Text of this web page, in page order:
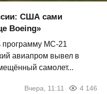
США сами
Boeing»
программу МС-21
авиапром вывел в
самолет...
Вчера, 11:11 4 146